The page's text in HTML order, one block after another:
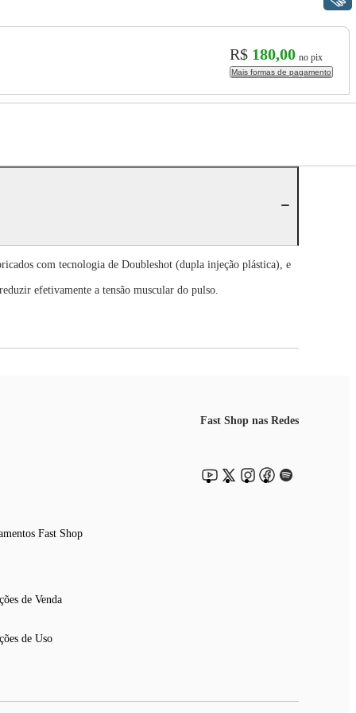
R$ 180,00 no pix
Mais formas de pagamento
com tecnologia de Doubleshot (dupla injeção plástica), e
efetivamente a tensão muscular do pulso.
Fast Shop
de Venda
de Uso
Fast Shop nas Redes